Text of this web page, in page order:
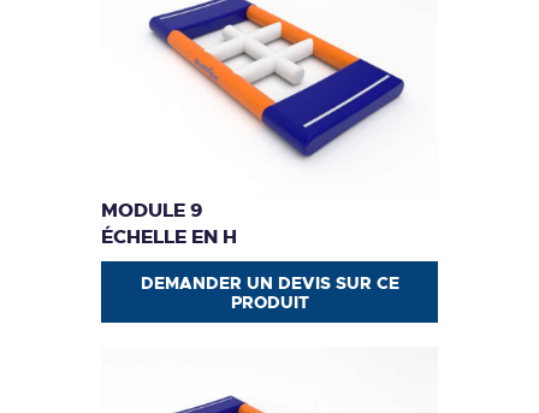
MODULE 9
ÉCHELLE EN H
DEMANDER UN DEVIS SUR CE
PRODUIT